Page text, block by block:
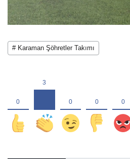
# Karaman Şöhretler Takımı